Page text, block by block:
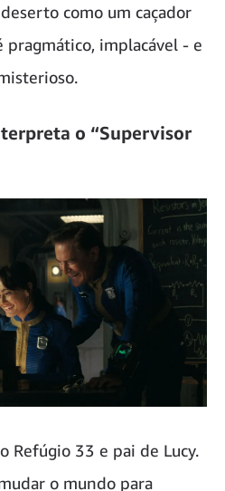
como um caçador
pragmático, implacável - e
o “Supervisor
Refúgio 33 e pai de Lucy.
o mundo para